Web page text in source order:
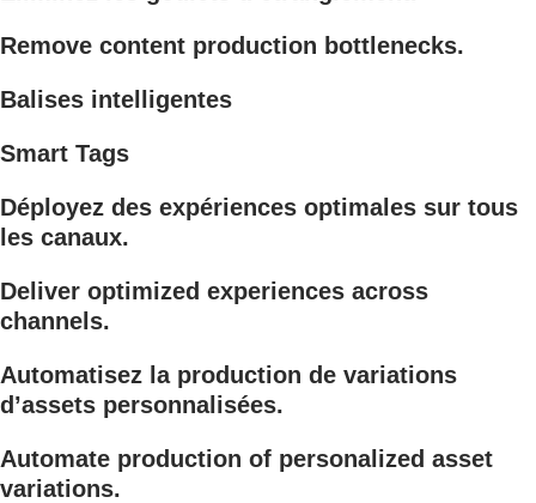
Remove content production bottlenecks.
Balises intelligentes
Smart Tags
Déployez des expériences optimales sur tous
les canaux.
Deliver optimized experiences across
channels.
Automatisez la production de variations
d’assets personnalisées.
Automate production of personalized asset
variations.